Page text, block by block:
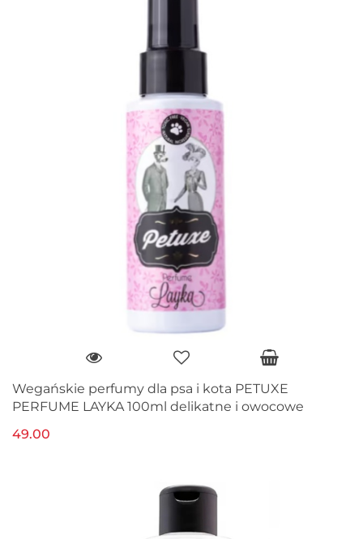
Wegańskie perfumy dla psa i kota PETUXE
PERFUME LAYKA 100ml delikatne i owocowe
49.00